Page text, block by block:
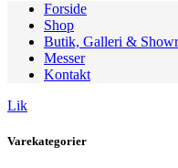
Forside
Shop
Butik, Galleri &
Messer
Kontakt
Lik
Varekategorier